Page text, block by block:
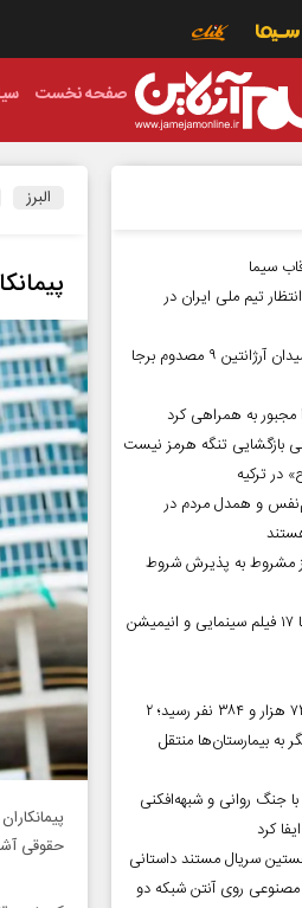
صفحه نخست
البرز
حقوقی
سیما
تیم ملی ایران در
سقوط آسانسور در میدان آرژانتین ۹ مصدوم برجا
مجبور به همراهی کرد
بازگشایی تنگه هرمز نیست
در ترکیه
و همدل مردم در
مشروط به پذیرش شروط
جشنواره تابستانی با ۱۷ فیلم سینمایی و انیمیشن
آمار شهدای غزه به ۷۳ هزار و ۳۸۴ نفر رسید؛ ۲
دیگر به بیمارستان‌ها منتقل
با جنگ روانی و شبهه‌افکنی
کرد
سریال مستند داستانی
روی آنتن شبکه دو